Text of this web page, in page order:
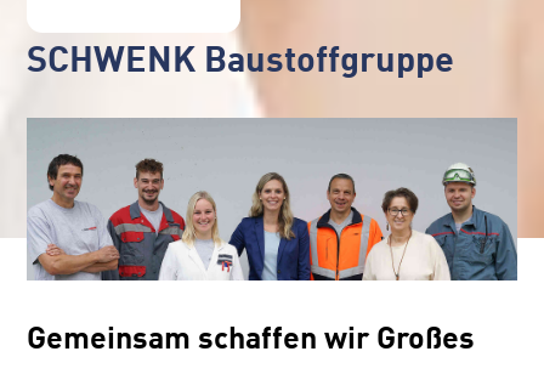
SCHWENK Baustoffgruppe
Gemeinsam schaffen wir Großes